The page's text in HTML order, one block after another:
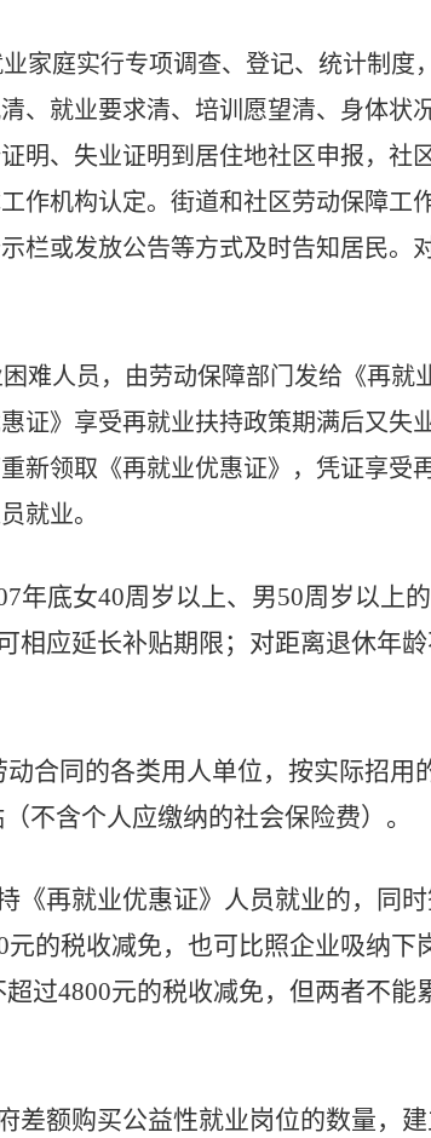
家庭实行专项调查、登记、统计制度
、就业要求清、培训愿望清、身体状
明、失业证明到居住地社区申报，社
作机构认定。街道和社区劳动保障工
栏或发放公告等方式及时告知居民。
难人员，由劳动保障部门发给《再就
证》享受再就业扶持政策期满后又失
新领取《再就业优惠证》，凭证享受
就业。
年底女40周岁以上、男50周岁以上
应延长补贴期限；对距离退休年龄
合同的各类用人单位，按实际招用
不含个人应缴纳的社会保险费）。
《再就业优惠证》人员就业的，同
的税收减免，也可比照企业吸纳下
过4800元的税收减免，但两者不能
差额购买公益性就业岗位的数量，